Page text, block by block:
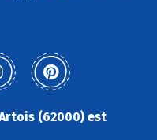
(62000) est